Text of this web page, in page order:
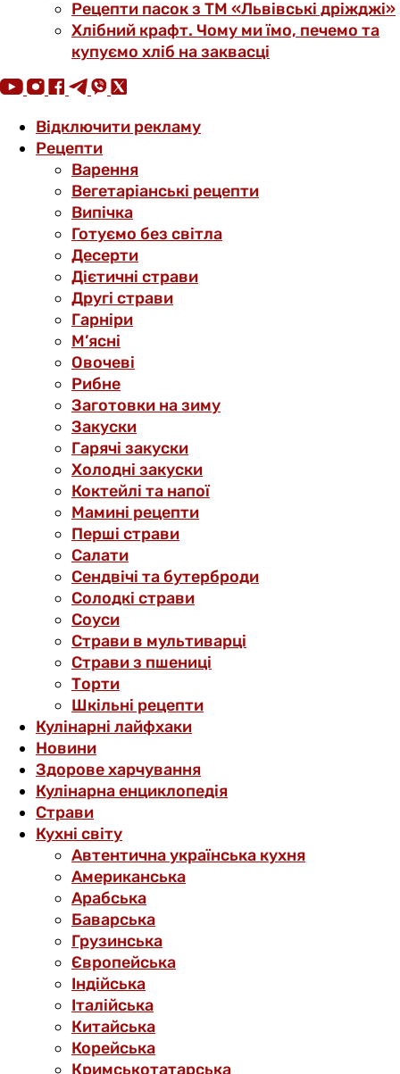
Рецепти пасок з ТМ «Львівські дріжджі»
Хлібний крафт. Чому ми їмо, печемо та
купуємо хліб на заквасці
Відключити рекламу
Рецепти
Варення
Вегетаріанські рецепти
Випічка
Готуємо без світла
Десерти
Дієтичні страви
Другі страви
Гарніри
М’ясні
Овочеві
Рибне
Заготовки на зиму
Закуски
Гарячі закуски
Холодні закуски
Коктейлі та напої
Мамині рецепти
Перші страви
Салати
Сендвічі та бутерброди
Солодкі страви
Соуси
Страви в мультиварці
Страви з пшениці
Торти
Шкільні рецепти
Кулінарні лайфхаки
Новини
Здорове харчування
Кулінарна енциклопедія
Страви
Кухні світу
Автентична українська кухня
Американська
Арабська
Баварська
Грузинська
Європейська
Індійська
Італійська
Китайська
Корейська
Кримськотатарська